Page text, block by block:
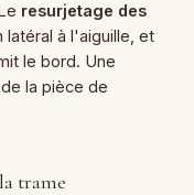
resurjetage des
à l'aiguille, et
le bord. Une
la pièce de
trame